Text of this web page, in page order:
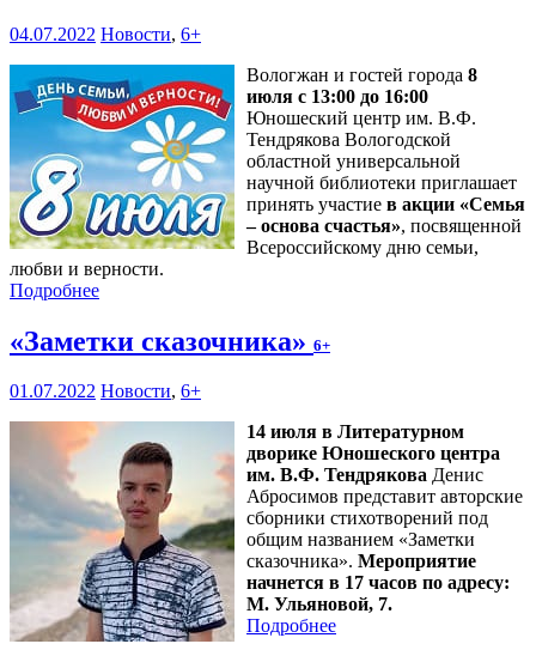
04.07.2022 Новости, 6+
Вологжан и гостей города 8
июля с 13:00 до 16:00
Юношеский центр им. В.Ф.
Тендрякова Вологодской
областной универсальной
научной библиотеки приглашает
принять участие в акции «Семья
– основа счастья», посвященной
Всероссийскому дню семьи,
любви и верности.
Подробнее
«Заметки сказочника» 6+
01.07.2022 Новости, 6+
14 июля в Литературном
дворике Юношеского центра
им. В.Ф. Тендрякова Денис
Абросимов представит авторские
сборники стихотворений под
общим названием «Заметки
сказочника». Мероприятие
начнется в 17 часов по адресу:
М. Ульяновой, 7.
Подробнее